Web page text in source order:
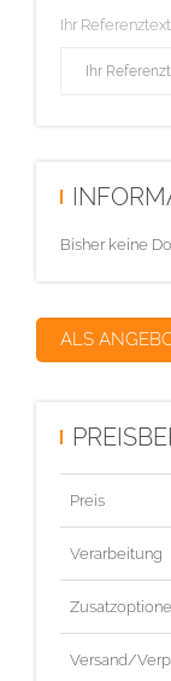
Ihr Referenztext
Bisher keine
ALS
Preis
Verarbeitung
Versand/